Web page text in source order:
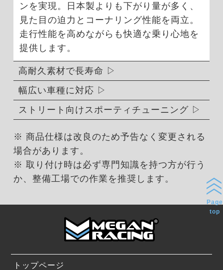
ンを実現。日本製よりも下がり量が多く、
見た目の迫力とコーナリング性能を両立。
走行性能を高めながらも快適な乗り心地を
提供します。
高耐久素材で長寿命
幅広い車種に対応
ストリート向けスポーティチューニング
※ 商品仕様は改良のため予告なく変更される
場合があります。
※ 取り付け時は必ず専門知識を持つ方が行う
か、整備工場での作業を推奨します。
トップページ
Page
top